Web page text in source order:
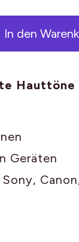
In den
Hauttöne
Geräten